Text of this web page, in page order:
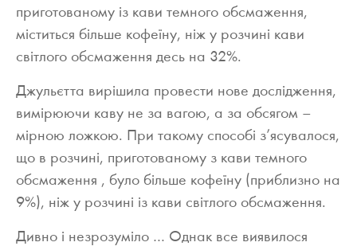
приготованому із кави темного обсмаження,
міститься більше кофеїну, ніж у розчині кави
світлого обсмаження десь на 32%.
Джульєтта вирішила провести нове дослідження,
вимірюючи каву не за вагою, а за обсягом –
мірною ложкою. При такому способі з’ясувалося,
що в розчині, приготованому з кави темного
обсмаження , було більше кофеїну (приблизно на
9%), ніж у розчині із кави світлого обсмаження.
Дивно і незрозуміло … Однак все виявилося